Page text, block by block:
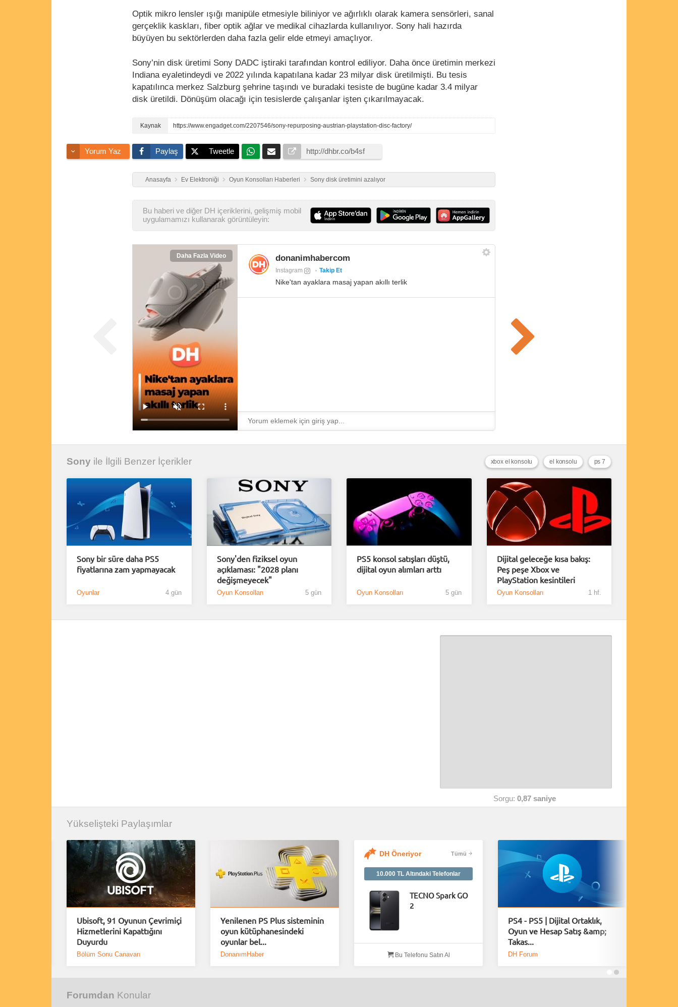
Optik mikro lensler ışığı manipüle etmesiyle biliniyor ve ağırlıklı olarak kamera sensörleri, sanal
gerçeklik kaskları, fiber optik ağlar ve medikal cihazlarda kullanılıyor. Sony hali hazırda
büyüyen bu sektörlerden daha fazla gelir elde etmeyi amaçlıyor.
Sony’nin disk üretimi Sony DADC iştiraki tarafından kontrol ediliyor. Daha önce üretimin merkezi
Indiana eyaletindeydi ve 2022 yılında kapatılana kadar 23 milyar disk üretilmişti. Bu tesis
kapatılınca merkez Salzburg şehrine taşındı ve buradaki tesiste de bugüne kadar 3.4 milyar
disk üretildi. Dönüşüm olacağı için tesislerde çalışanlar işten çıkarılmayacak.
https://www.engadget.com/2207546/sony-repurposing-austrian-playstation-disc-factory/
Yorum Yaz Paylaş Tweetle
Anasayfa Ev Elektroniği Oyun Konsolları Haberleri Sony disk üretimini azalıyor
Bu haberi ve diğer DH içeriklerini, gelişmiş mobil
uygulamamızı kullanarak görüntüleyin:
Daha Fazla Video donanimhabercom
Instagram Takip Et
Nike'tan ayaklara masaj yapan akıllı terlik
Sony ile İlgili Benzer İçerikler ps 7
el konsolu
xbox el konsolu
Sony bir süre daha PS5
fiyatlarına zam yapmayacak
Oyunlar 4 gün
Sony'den fiziksel oyun
açıklaması: "2028 planı
değişmeyecek"
Oyun Konsolları 5 gün
PS5 konsol satışları düştü,
dijital oyun alımları arttı
Oyun Konsolları 5 gün
Dijital geleceğe kısa bakış:
Peş peşe Xbox ve
PlayStation kesintileri
Oyun Konsolları 1 hf.
Sorgu: 0,87 saniye
Yükselişteki Paylaşımlar
Ubisoft, 91 Oyunun Çevrimiçi
Hizmetlerini Kapattığını
Duyurdu
Bölüm Sonu Canavarı
Yenilenen PS Plus sisteminin
oyun kütüphanesindeki
oyunlar bel...
DonanımHaber
DH Öneriyor Tümü
10.000 TL Altındaki Telefonlar
TECNO Spark GO
2
Bu Telefonu Satın Al
PS4 - PS5 | Dijital Ortaklık,
Oyun ve Hesap Satış &amp;
Takas...
DH Forum
Forumdan Konular